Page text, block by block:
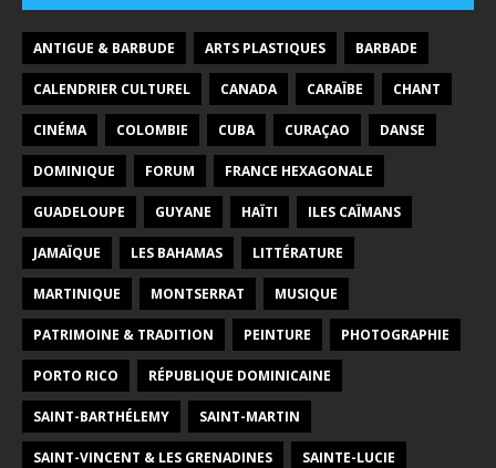
ANTIGUE & BARBUDE ARTS PLASTIQUES BARBADE
CALENDRIER CULTUREL CANADA CARAÏBE CHANT
CINÉMA COLOMBIE CUBA CURAÇAO DANSE
DOMINIQUE FORUM FRANCE HEXAGONALE
GUADELOUPE GUYANE HAÏTI ILES CAÏMANS
JAMAÏQUE LES BAHAMAS LITTÉRATURE
MARTINIQUE MONTSERRAT MUSIQUE
PATRIMOINE & TRADITION PEINTURE PHOTOGRAPHIE
PORTO RICO RÉPUBLIQUE DOMINICAINE
SAINT-BARTHÉLEMY SAINT-MARTIN
SAINT-VINCENT & LES GRENADINES SAINTE-LUCIE